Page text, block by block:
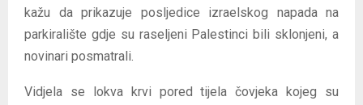
kažu da prikazuje posljedice izraelskog napada na
parkiralište gdje su raseljeni Palestinci bili sklonjeni, a
novinari posmatrali.
Vidjela se lokva krvi pored tijela čovjeka kojeg su